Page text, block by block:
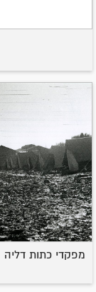
מפקדי כתות דליה